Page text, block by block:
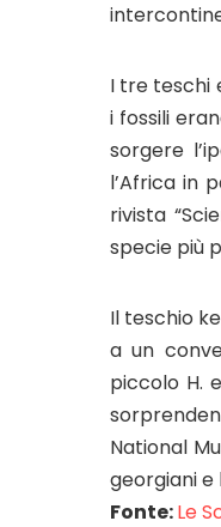
I tre teschi
i fossili
sorgere
l’Africa in
rivista
specie più
Il teschio
a un
piccolo H.
National
georgiani e
Fonte:Le